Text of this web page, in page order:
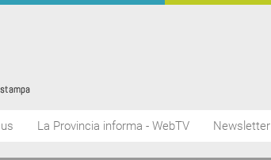
La Provincia informa - WebTV Newsletter